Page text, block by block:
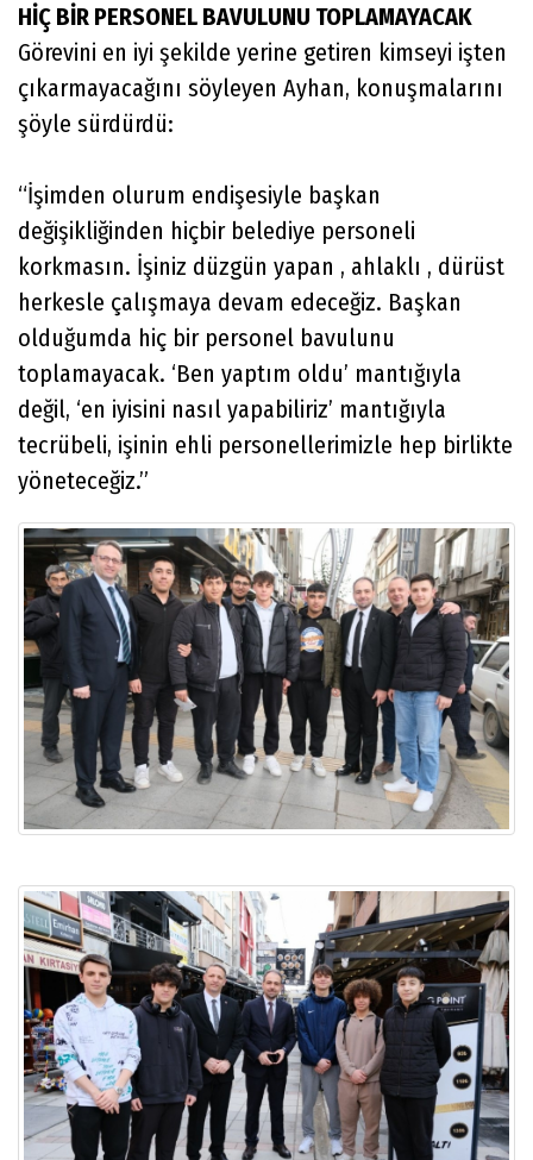
HİÇ BİR PERSONEL BAVULUNU TOPLAMAYACAK
Görevini en iyi şekilde yerine getiren kimseyi işten
çıkarmayacağını söyleyen Ayhan, konuşmalarını
şöyle sürdürdü:
“İşimden olurum endişesiyle başkan
değişikliğinden hiçbir belediye personeli
korkmasın. İşiniz düzgün yapan , ahlaklı , dürüst
herkesle çalışmaya devam edeceğiz. Başkan
olduğumda hiç bir personel bavulunu
toplamayacak. ‘Ben yaptım oldu’ mantığıyla
değil, ‘en iyisini nasıl yapabiliriz’ mantığıyla
tecrübeli, işinin ehli personellerimizle hep birlikte
yöneteceğiz.”